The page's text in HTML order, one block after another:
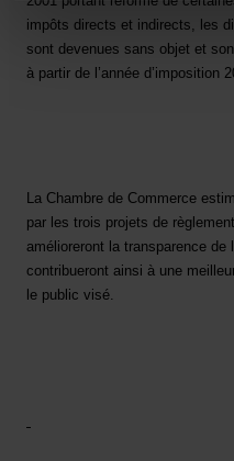
Charte d’usage des
protection des données
impôts directs et indirects, les
sont devenues sans objet et
à partir de l’année d’imposition
La Chambre de Commerce
par les trois projets de
amélioreront la transparence
contribueront ainsi à une
le public visé.